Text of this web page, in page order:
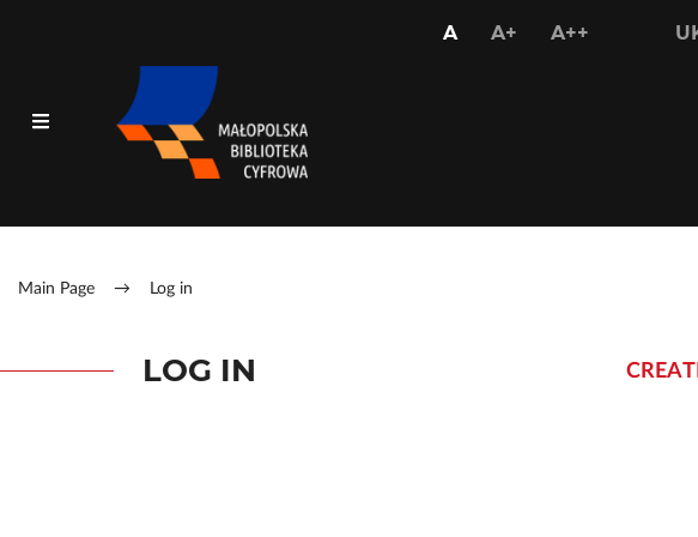
AUSTAW
A+ USTAW
A++
Main Page → Log in
LOG IN